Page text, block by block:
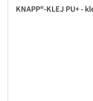
KNAPP®-KLEJ PU+ -